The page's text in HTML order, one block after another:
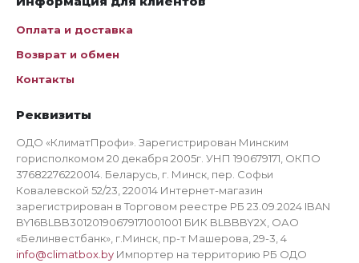
Оплата и доставка
Возврат и обмен
Контакты
Реквизиты
ОДО «КлиматПрофи». Зарегистрирован Минским
горисполкомом 20 декабря 2005г. УНП 190679171, ОКПО
37682276220014. Беларусь, г. Минск, пер. Софьи
Ковалевской 52/23, 220014 Интернет-магазин
зарегистрирован в Торговом реестре РБ 23.09.2024 IBAN
BY16BLBB30120190679171001001 БИК BLBBBY2X, ОАО
«Белинвестбанк», г.Минск, пр-т Машерова, 29-3, 4
info@climatbox.by Импортер на территорию РБ ОДО